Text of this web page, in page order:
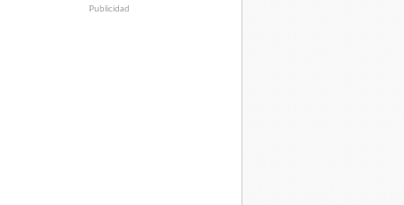
Publicidad